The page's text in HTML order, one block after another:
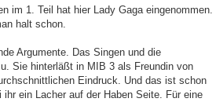
im 1. Teil hat hier Lady Gaga eingenommen.
halt schon.
Argumente. Das Singen und die
Sie hinterläßt in MIB 3 als Freundin von
Eindruck. Und das ist schon
ein Lacher auf der Haben Seite. Für eine